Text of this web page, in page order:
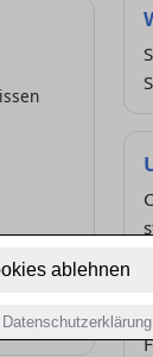
ablehnen
Datenschutzerklärung